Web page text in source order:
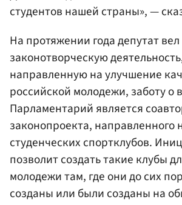
студентов нашей страны», —
На протяжении года депутат
законотворческую
направленную на улучшение
российской молодежи, заботу о
Парламентарий является
законопроекта, направленного
студенческих спортклубов.
позволит создать такие клубы
молодежи там, где они до сих
созданы или были созданы на